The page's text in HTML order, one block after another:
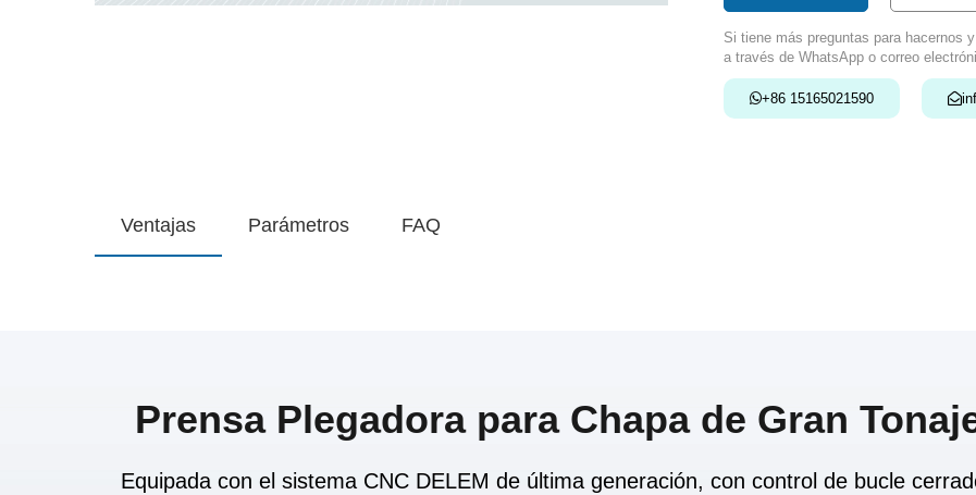
Si tiene más preguntas para hacernos
a través de WhatsApp o correo
+86 15165021590
Ventajas Parámetros FAQ
Prensa Plegadora para Chapa de Gran
Equipada con el sistema CNC DELEM de última generación, con control de bucle